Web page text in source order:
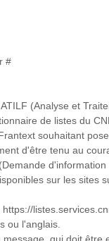
#
(Analyse et
de listes du
souhaitant
d'être tenu au
sur les sites
ou l'anglais.